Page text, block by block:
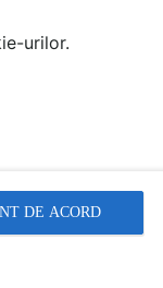
urilor.
DE ACORD